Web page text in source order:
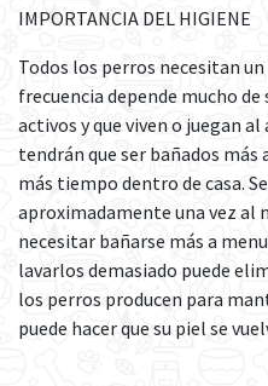
IMPORTANCIA DEL HIGIENE
Todos los perros necesitan
frecuencia depende mucho
activos y que viven o juegan
tendrán que ser bañados más
más tiempo dentro de casa.
aproximadamente una vez al
necesitar bañarse más a
lavarlos demasiado puede
los perros producen para
puede hacer que su piel se